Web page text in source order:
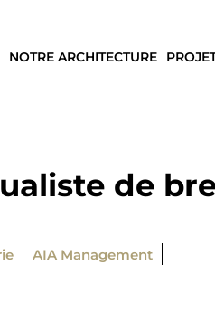
NOTRE ARCHITECTURE
de
AIA Management